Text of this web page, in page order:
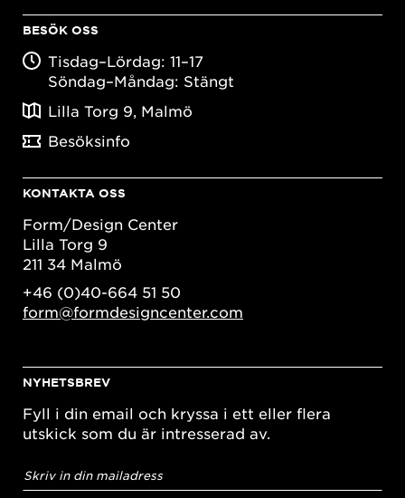
BESÖK OSS
Tisdag–Lördag: 11–17
Söndag–Måndag: Stängt
Lilla Torg 9, Malmö
Besöksinfo
KONTAKTA OSS
Form/Design Center
Lilla Torg 9
211 34 Malmö
+46 (0)40-664 51 50
form@formdesigncenter.com
NYHETSBREV
Fyll i din email och kryssa i ett eller flera
utskick som du är intresserad av.
postadress*